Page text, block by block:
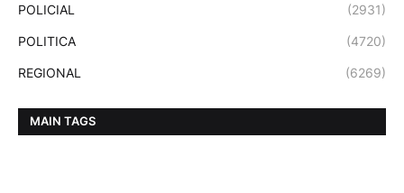
POLICIAL (2931)
POLITICA (4720)
REGIONAL (6269)
MAIN TAGS